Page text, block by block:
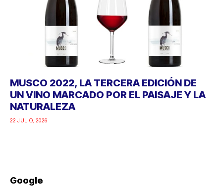
MUSCO 2022, LA TERCERA EDICIÓN DE
UN VINO MARCADO POR EL PAISAJE Y LA
NATURALEZA
22 JULIO, 2026
Google